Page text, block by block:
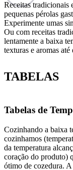
Receitas tradicionais
pequenas pérolas
Experimente umas
Ou com receitas
lentamente a baixa
texturas e aromas
TABELAS
Tabelas de
Cozinhando a baixa
cozinhamos
da temperatura
coração do produto)
ótimo de cozedura.